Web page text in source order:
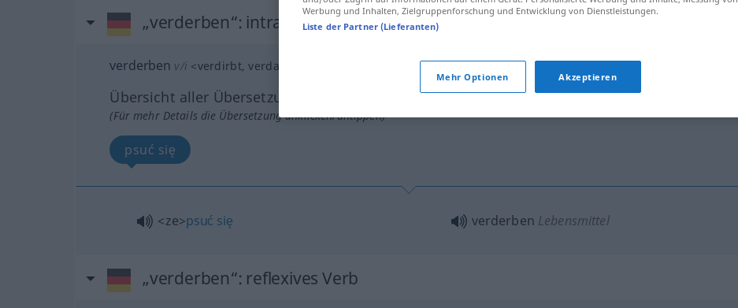
„verderben“: intransitives Verb
verderben v/i <verdirbt, verdarb
Übersicht aller Übersetzungen
(Für mehr Details die Übersetzung anklicken/antippen)
psuć się
<ze>psuć się verderben Lebensmittel
„verderben“: reflexives Verb
Werbung und Inhalten, Zielgruppenforschung und Entwicklung von Dienstleistungen.
Liste der Partner (Lieferanten)
Mehr Optionen Akzeptieren